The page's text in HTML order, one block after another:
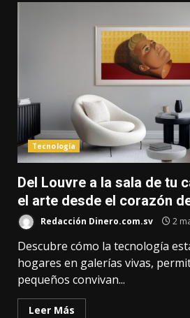
Tecnología
Del Louvre a la sala de tu
el arte desde el corazón
Redacción Dinero.com.sv 2
Descubre cómo la tecnología
hogares en galerías vivas,
pequeños convivan...
Leer Más